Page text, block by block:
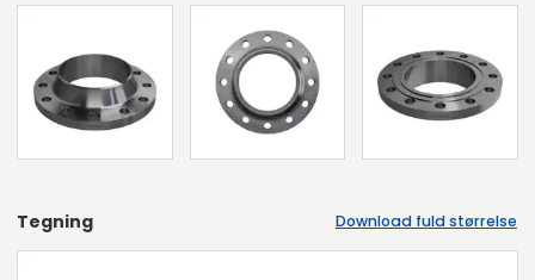
Tegning Download fuld størrelse